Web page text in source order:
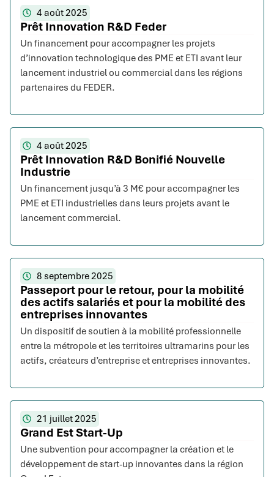
4 août 2025
Prêt Innovation R&D Feder
Un financement pour accompagner les projets
d’innovation technologique des PME et ETI avant leur
lancement industriel ou commercial dans les régions
partenaires du FEDER.
4 août 2025
Prêt Innovation R&D Bonifié Nouvelle
Industrie
Un financement jusqu’à 3 M€ pour accompagner les
PME et ETI industrielles dans leurs projets avant le
lancement commercial.
8 septembre 2025
Passeport pour le retour, pour la mobilité
des actifs salariés et pour la mobilité des
entreprises innovantes
Un dispositif de soutien à la mobilité professionnelle
entre la métropole et les territoires ultramarins pour les
actifs, créateurs d’entreprise et entreprises innovantes.
21 juillet 2025
Grand Est Start-Up
Une subvention pour accompagner la création et le
développement de start-up innovantes dans la région